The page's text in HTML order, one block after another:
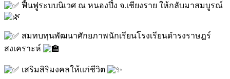
ฟื้นฟูระบบนิเวศ ณ หนองปึ๋ง จ.เชียงราย ให้กลับมาสมบูรณ์
สมทบทุนพัฒนาศักยภาพนักเรียนโรงเรียนดำรงราษฎร์
สงเคราะห์
เสริมสิริมงคลให้แก่ชีวิต